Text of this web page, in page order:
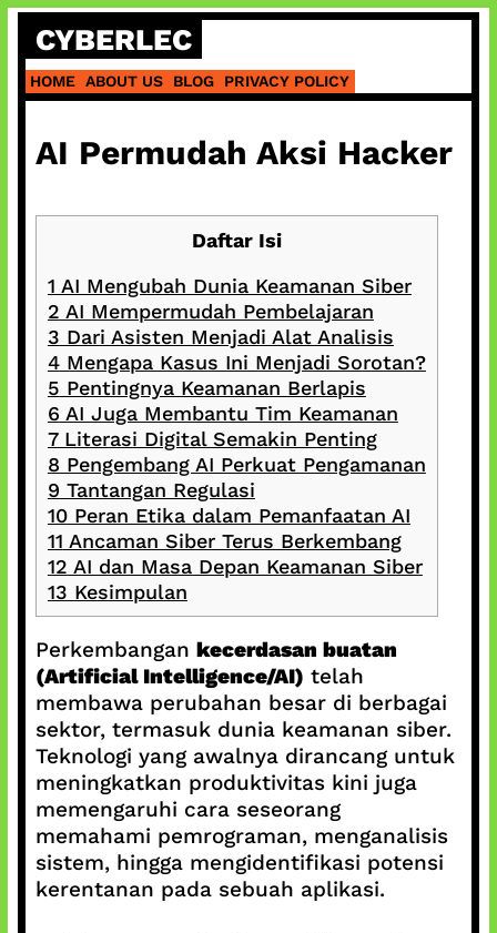
Skip
content
CYBERLEC
HOME ABOUT US BLOG PRIVACY POLICY
AI Permudah Aksi Hacker
Daftar Isi
1 AI Mengubah Dunia Keamanan Siber
2 AI Mempermudah Pembelajaran
3 Dari Asisten Menjadi Alat Analisis
4Mengapa Kasus Ini Menjadi Sorotan?
5 Pentingnya Keamanan Berlapis
6 AI Juga Membantu Tim Keamanan
7Literasi Digital Semakin Penting
8 Pengembang AI Perkuat Pengamanan
9 Tantangan Regulasi
10Peran Etika dalam Pemanfaatan AI
11 Ancaman Siber Terus Berkembang
12 AI dan Masa Depan Keamanan Siber
13 Kesimpulan
Perkembangan kecerdasan buatan
(Artificial Intelligence/AI) telah
membawa perubahan besar di berbagai
sektor, termasuk dunia keamanan siber.
Teknologi yang awalnya dirancang untuk
meningkatkan produktivitas kini juga
memengaruhi cara seseorang
memahami pemrograman, menganalisis
sistem, hingga mengidentifikasi potensi
kerentanan pada sebuah aplikasi.